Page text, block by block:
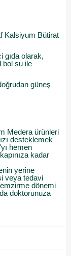
Kalsiyum Bütirat
gıda olarak,
bol su ile
güneş
Medera ürünleri
desteklemek
hemen
kadar
yerine
veya tedavi
dönemi
doktorunuza